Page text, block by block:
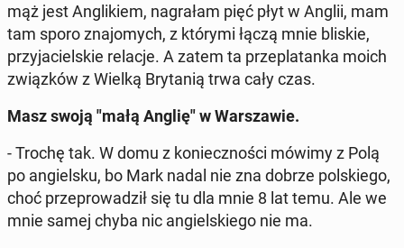
mąż jest An­gli­kiem, na­gra­łam pięć płyt w Anglii, mam
tam sporo zna­jo­mych, z którymi łączą mnie bliskie,
przy­ja­ciel­skie relacje. A zatem ta prze­pla­tan­ka moich
związ­ków z Wielką Bry­ta­nią trwa cały czas.
Masz swoją "małą Anglię" w War­sza­wie.
- Trochę tak. W domu z ko­niecz­no­ści mówimy z Polą
po an­giel­sku, bo Mark nadal nie zna dobrze pol­skie­go,
choć prze­pro­wa­dził się tu dla mnie 8 lat temu. Ale we
mnie samej chyba nic an­giel­skie­go nie ma.